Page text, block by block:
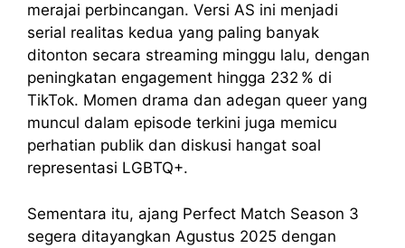
merajai perbincangan. Versi AS ini menjadi
serial realitas kedua yang paling banyak
ditonton secara streaming minggu lalu, dengan
peningkatan engagement hingga 232 % di
TikTok. Momen drama dan adegan queer yang
muncul dalam episode terkini juga memicu
perhatian publik dan diskusi hangat soal
representasi LGBTQ+.
Sementara itu, ajang Perfect Match Season 3
segera ditayangkan Agustus 2025 dengan